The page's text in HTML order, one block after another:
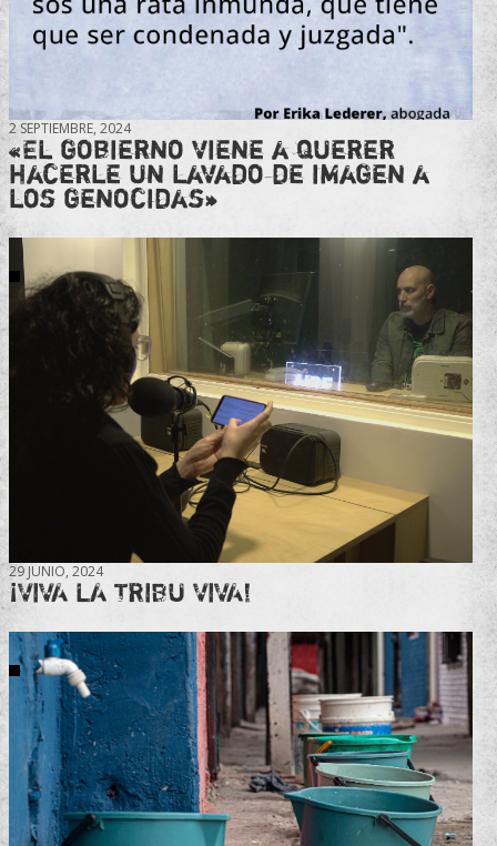
2 SEPTIEMBRE, 2024
«El gobierno viene a querer
hacerle un lavado de imagen a
los genocidas»
29 JUNIO, 2024
¡VIVA LA TRIBU VIVA!